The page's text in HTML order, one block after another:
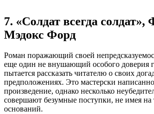
7. «Солдат всегда солдат»,
Мэдокс Форд
Роман поражающий своей
еще один не внушающий особого доверия
пытается рассказать читателю о своих
предположениях. Это мастерски
произведение, однако несколько
совершают безумные поступки, не имея на
оснований.